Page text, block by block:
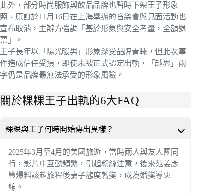
此外，部分時尚服飾與飲品品牌也暫時下架王子形象
照，原訂於11月16日在上海舉辦的音樂會與見面活動也
宣布取消，主辦方強調「基於形象與安全考量，全額退
票」。
王子長年以「陽光暖男」形象深受品牌青睞，但此次事
件造成信任受損，即使未被正式認定出軌，「越界」兩
字仍是品牌最無法承受的形象風險。
關於粿粿王子出軌的6大FAQ
粿粿與王子何時開始傳出異樣？
2025年3月至4月的美國旅遊，當時兩人與友人團同
行，影片中互動頻繁，引起粉絲注意，後來范姜彥
豐爆料該趟旅程後妻子態度轉變，成為婚變導火
線。